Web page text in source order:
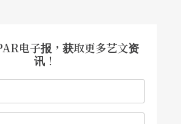
电子报，获取更多艺文资
讯！